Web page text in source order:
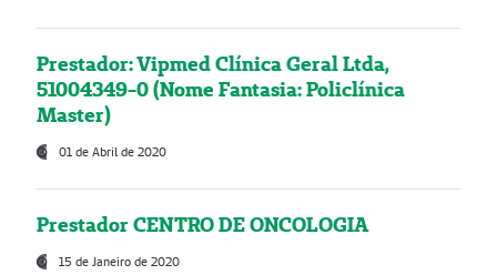
Prestador: Vipmed Clínica Geral Ltda,
51004349-0 (Nome Fantasia: Policlínica
Master)
01 de Abril de 2020
Prestador CENTRO DE ONCOLOGIA
15 de Janeiro de 2020